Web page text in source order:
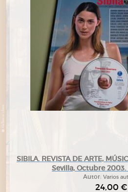
SIBILA. REVISTA DE ARTE,
Sevilla, Octubre 2003.
Autor: Varios
24,00 €